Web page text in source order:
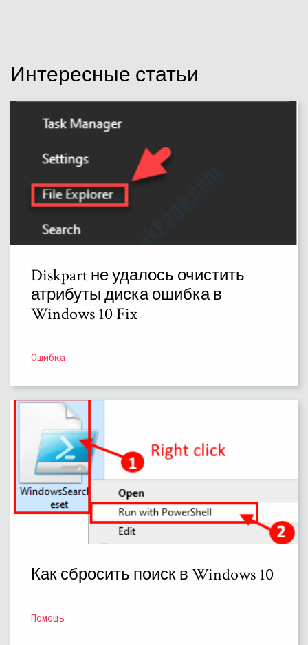
Интересные статьи
Diskpart не удалось очистить
атрибуты диска ошибка в
Windows 10 Fix
Ошибка
Как сбросить поиск в Windows 10
Помощь